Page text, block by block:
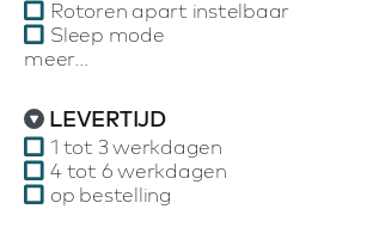
Rotoren apart instelbaar
Sleep mode
meer...
LEVERTIJD
1 tot 3 werkdagen
4 tot 6 werkdagen
op bestelling